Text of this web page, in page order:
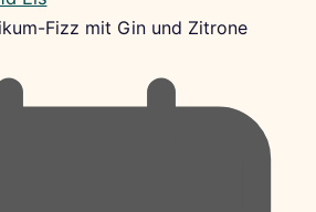
Fizz mit Gin und Zitrone